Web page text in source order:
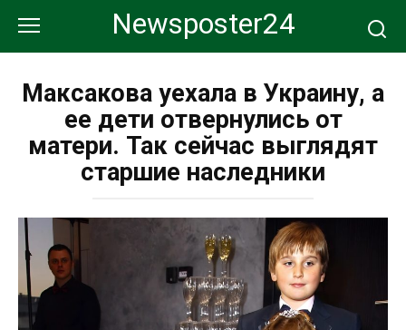
контенту
Newsposter24
Максакова уехала в Украину, а
ее дети отвернулись от
матери. Так сейчас выглядят
старшие наследники